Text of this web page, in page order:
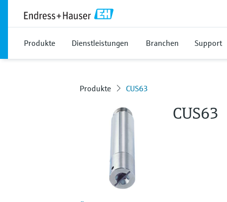
Produkte Dienstleistungen Branchen Support
Produkte CUS63
CUS63